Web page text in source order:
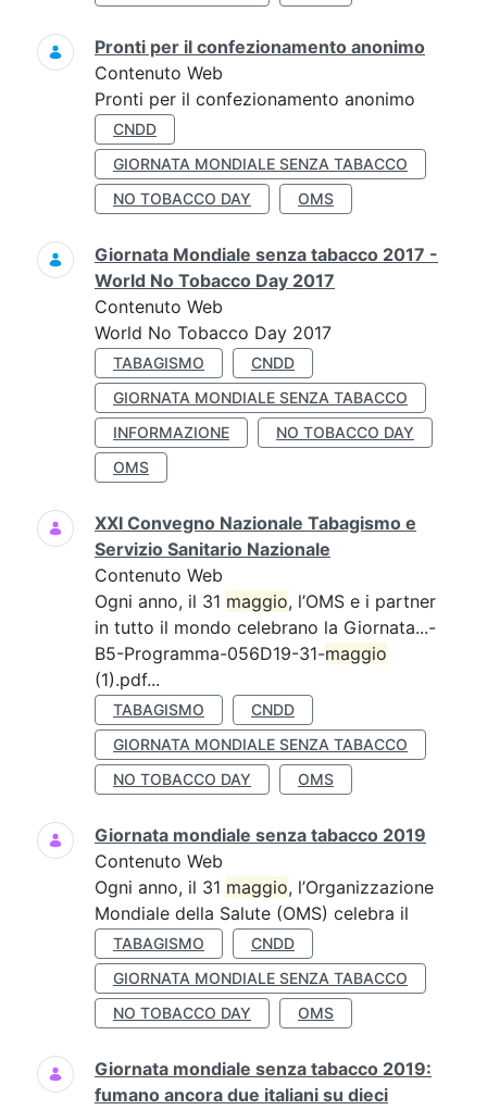
Pronti per il confezionamento anonimo
Contenuto Web
Pronti per il confezionamento anonimo
CNDD
GIORNATA MONDIALE SENZA TABACCO
NO TOBACCO DAY
OMS
Giornata Mondiale senza tabacco 2017 -
World No Tobacco Day 2017
Contenuto Web
World No Tobacco Day 2017
TABAGISMO
CNDD
GIORNATA MONDIALE SENZA TABACCO
INFORMAZIONE
NO TOBACCO DAY
OMS
XXI Convegno Nazionale Tabagismo e
Servizio Sanitario Nazionale
Contenuto Web
Ogni anno, il 31 maggio, l’OMS e i partner
in tutto il mondo celebrano la Giornata...-
B5-Programma-056D19-31-maggio
(1).pdf...
TABAGISMO
CNDD
GIORNATA MONDIALE SENZA TABACCO
NO TOBACCO DAY
OMS
Giornata mondiale senza tabacco 2019
Contenuto Web
Ogni anno, il 31 maggio, l’Organizzazione
Mondiale della Salute (OMS) celebra il
TABAGISMO
CNDD
GIORNATA MONDIALE SENZA TABACCO
NO TOBACCO DAY
OMS
Giornata mondiale senza tabacco 2019:
fumano ancora due italiani su dieci